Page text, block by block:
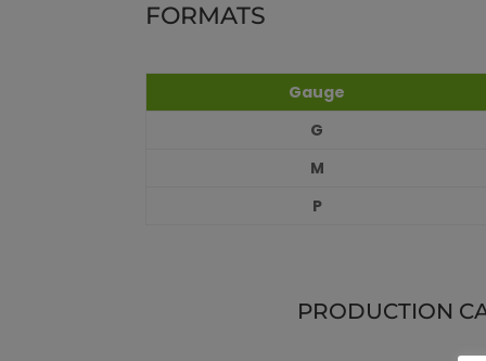
FORMATS
Gauge
G
M
P
PRODUCTION